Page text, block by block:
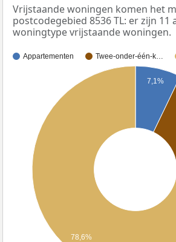
Vrijstaande woningen komen het
postcodegebied 8536 TL: er zijn 11
woningtype vrijstaande woningen.
Appartementen Twee-onder-één-k…
7,1%
78,6%